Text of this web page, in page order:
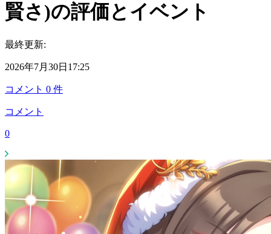
賢さ)の評価とイベント
最終更新:
2026年7月30日17:25
コメント 0 件
コメント
0